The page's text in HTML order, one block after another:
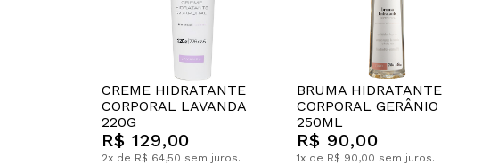
CREME HIDRATANTE
CORPORAL LAVANDA
220G
R$ 129,00
2x de R$ 64,50 sem juros.
BRUMA HIDRATANTE
CORPORAL GERÂNIO
250ML
R$ 90,00
1x de R$ 90,00 sem juros.